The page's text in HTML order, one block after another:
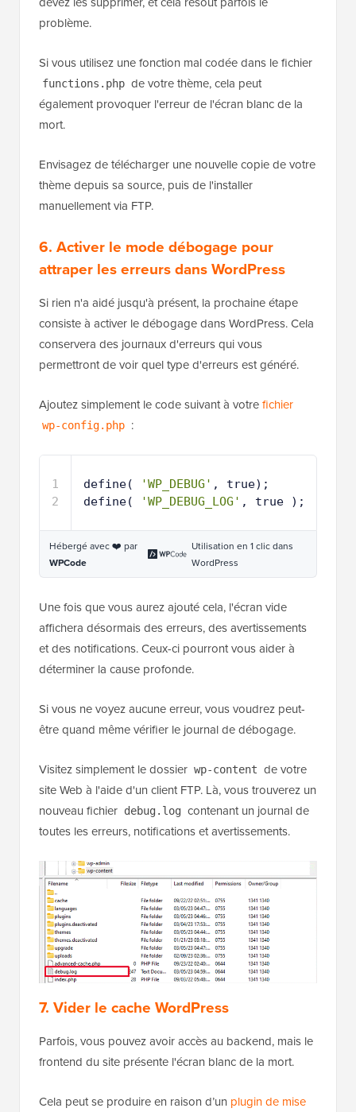
problème.
Si vous utilisez une fonction mal codée dans le fichier
functions.php de votre thème, cela peut
également provoquer l'erreur de l'écran blanc de la
mort.
Envisagez de télécharger une nouvelle copie de votre
thème depuis sa source, puis de l'installer
manuellement via FTP.
6. Activer le mode débogage pour
attraper les erreurs dans WordPress
Si rien n'a aidé jusqu'à présent, la prochaine étape
consiste à activer le débogage dans WordPress. Cela
conservera des journaux d'erreurs qui vous
permettront de voir quel type d'erreurs est généré.
Ajoutez simplement le code suivant à votrefichier
wp-config.php :
1
2
define( 'WP_DEBUG' , true);
define(
'WP_DEBUG_LOG' , true );
Hébergé avec ❤️ par
WPCode
Utilisation en 1 clic dans
WordPress
Une fois que vous aurez ajouté cela, l'écran vide
affichera désormais des erreurs, des avertissements
et des notifications. Ceux-ci pourront vous aider à
déterminer la cause profonde.
Si vous ne voyez aucune erreur, vous voudrez peut-
être quand même vérifier le journal de débogage.
Visitez simplement le dossier wp-content de votre
site Web à l'aide d'un client FTP. Là, vous trouverez un
nouveau fichier debug.log contenant un journal de
toutes les erreurs, notifications et avertissements.
7. Vider le cache WordPress
Parfois, vous pouvez avoir accès au backend, mais le
frontend du site présente l'écran blanc de la mort.
Cela peut se produire en raison d’un plugin de mise